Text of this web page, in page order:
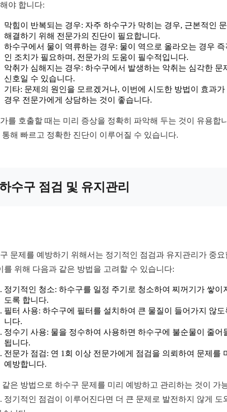
야 합니다:
막힘이 반복되는 경우: 자주 하수구가 막히는 경우, 근본적인
해결하기 위해 전문가의 진단이 필요합니다.
하수구에서 물이 역류하는 경우: 물이 역으로 올라오는 경우 즉
인 조치가 필요하며, 전문가의 도움이 필수적입니다.
악취가 심해지는 경우: 하수구에서 발생하는 악취는 심각한 문
신호일 수 있습니다.
기타: 문제의 원인을 모르겠거나, 이번에 시도한 방법이 효과가
경우 전문가에게 상담하는 것이 좋습니다.
를 호출할 때는 미리 증상을 정확히 파악해 두는 것이 유용합
통해 빠르고 정확한 진단이 이루어질 수 있습니다.
수구 점검 및 유지관리
문제를 예방하기 위해서는 정기적인 점검과 유지관리가 중요
를 위해 다음과 같은 방법을 고려할 수 있습니다:
정기적인 청소: 하수구를 일정 주기로 청소하여 찌꺼기가 쌓이
도록 합니다.
필터 사용: 하수구에 필터를 설치하여 큰 물질이 들어가지 않도
니다.
정수기 사용: 물을 정수하여 사용하면 하수구에 불순물이 줄어
됩니다.
전문가 점검: 연 1회 이상 전문가에게 점검을 의뢰하여 문제를
예방합니다.
같은 방법으로 하수구 문제를 미리 예방하고 관리하는 것이 가
정기적인 점검이 이루어진다면 더 큰 문제로 발전하지 않게 도